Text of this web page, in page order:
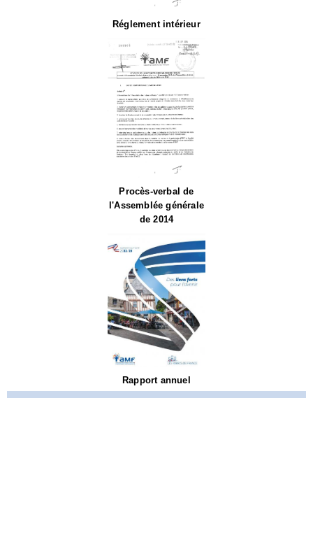
Réglement intérieur
Procès-verbal de
l'Assemblée générale
de 2014
Rapport annuel